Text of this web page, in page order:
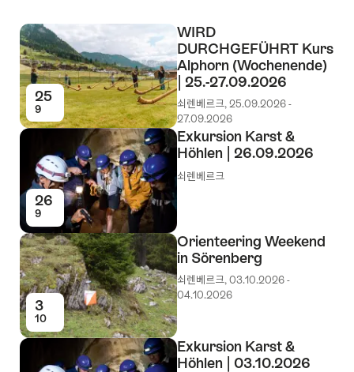
25
9
WIRD
DURCHGEFÜHRT Kurs
Alphorn (Wochenende)
| 25.-27.09.2026
쇠렌베르크, 25.09.2026 -
27.09.2026
26
9
Exkursion Karst &
Höhlen | 26.09.2026
쇠렌베르크
3
10
Orienteering Weekend
in Sörenberg
쇠렌베르크, 03.10.2026 -
04.10.2026
Exkursion Karst &
Höhlen | 03.10.2026